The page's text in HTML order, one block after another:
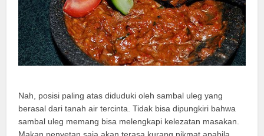
Nah, posisi paling atas diduduki oleh sambal uleg yang
berasal dari tanah air tercinta. Tidak bisa dipungkiri bahwa
sambal uleg memang bisa melengkapi kelezatan masakan.